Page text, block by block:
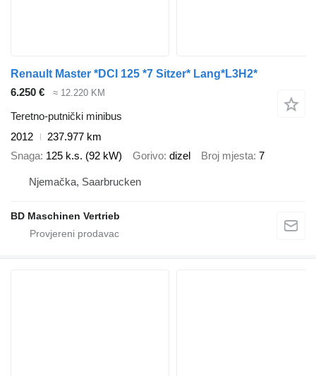
Renault Master *DCI 125 *7 Sitzer* Lang*L3H2*
6.250 €
≈ 12.220 KM
Teretno-putnički minibus
2012
237.977 km
Snaga 125 k.s. (92 kW) Gorivo dizel Broj mjesta 7
Njemačka, Saarbrucken
BD Maschinen Vertrieb